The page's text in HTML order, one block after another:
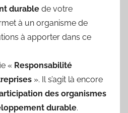
durable de votre
à un organisme de
à apporter dans ce
« Responsabilité
». Il s’agit là encore
des organismes
durable.